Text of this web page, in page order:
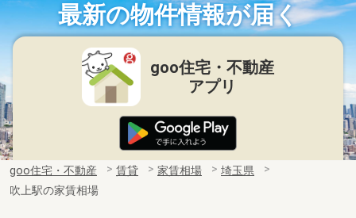
最新の物件情報が届く
goo住宅・不動産
アプリ
goo住宅・不動産 賃貸 家賃相場
埼玉県
吹上駅の家賃相場